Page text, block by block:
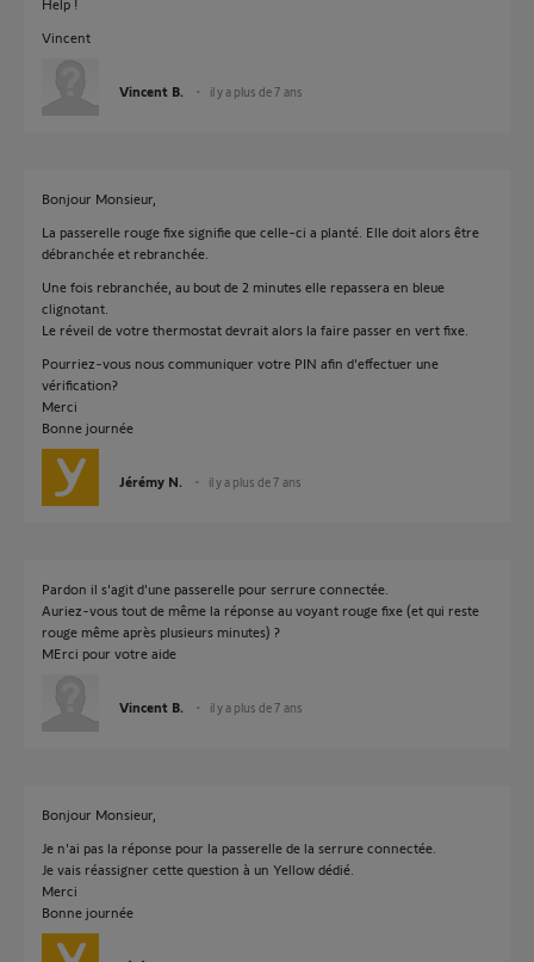
Help !
Vincent
Vincent B. il y a plus de 7 ans
Bonjour Monsieur,
La passerelle rouge fixe signifie que celle-ci a planté. Elle doit alors être
débranchée et rebranchée.
Une fois rebranchée, au bout de 2 minutes elle repassera en bleue
clignotant.
Le réveil de votre thermostat devrait alors la faire passer en vert fixe.
Pourriez-vous nous communiquer votre PIN afin d'effectuer une
vérification?
Merci
Bonne journée
Jérémy N. il y a plus de 7 ans
Pardon il s'agit d'une passerelle pour serrure connectée.
Auriez-vous tout de même la réponse au voyant rouge fixe (et qui reste
rouge même après plusieurs minutes) ?
MErci pour votre aide
Vincent B. il y a plus de 7 ans
Bonjour Monsieur,
Je n'ai pas la réponse pour la passerelle de la serrure connectée.
Je vais réassigner cette question à un Yellow dédié.
Merci
Bonne journée